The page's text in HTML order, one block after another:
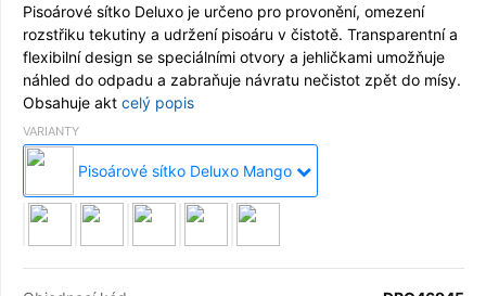
Pisoárové sítko Deluxo je určeno pro provonění, omezení
rozstřiku tekutiny a udržení pisoáru v čistotě. Transparentní a
flexibilní design se speciálními otvory a jehličkami umožňuje
náhled do odpadu a zabraňuje návratu nečistot zpět do mísy.
Obsahuje akt celý popis
VARIANTY
Pisoárové sítko Deluxo Mango